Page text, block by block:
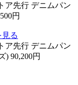
ア先行 デニムパン
円
見る
ア先行 デニムパン
) 90,200円